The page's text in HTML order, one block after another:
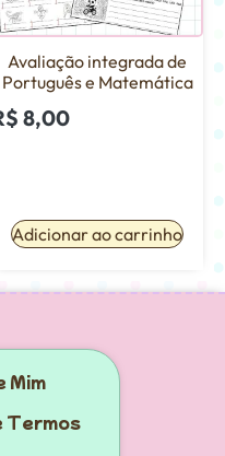
Avaliação integrada de
Português e Matemática
8,00
Adicionar ao carrinho
Mim
Termos